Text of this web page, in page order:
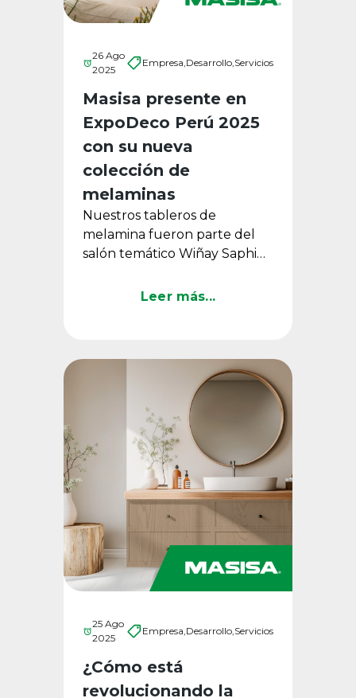
26 Ago
2025
Empresa,Desarrollo,Servicios
Masisa presente en
ExpoDeco Perú 2025
con su nueva
colección de
melaminas
Nuestros tableros de
melamina fueron parte del
salón temático Wiñay Saphi
que conectó diseño, historia y
Leer más...
25 Ago
2025
Empresa,Desarrollo,Servicios
¿Cómo está
revolucionando la